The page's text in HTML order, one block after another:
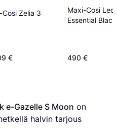
Cosi Zelia 3
€
Maxi-Cosi
Essential Black
490 €
e-Gazelle S Moon
halvin tarjous